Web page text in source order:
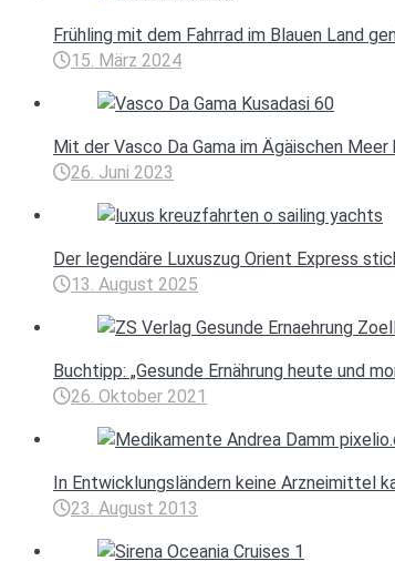
Frühling mit dem Fahrrad im Blauen Land
15. März 2024
Mit der Vasco Da Gama im Ägäischen Meer
26. Juni 2023
Der legendäre Luxuszug Orient Express
13. August 2025
Buchtipp: „Gesunde Ernährung heute und
26. Oktober 2021
In Entwicklungsländern keine Arzneimittel
23. August 2013